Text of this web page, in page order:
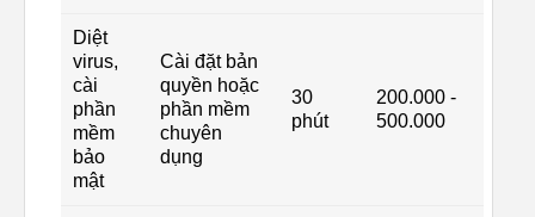
Diệt
virus,
cài
phần
mềm
bảo
mật
Cài đặt bản
quyền hoặc
phần mềm
chuyên
dụng
30
phút
200.000 -
500.000